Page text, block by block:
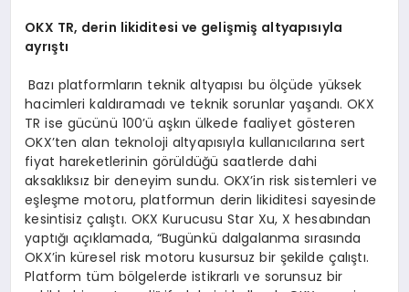
OKX TR, derin likiditesi ve gelişmiş altyapısıyla
ayrıştı
Bazı platformların teknik altyapısı bu ölçüde yüksek
hacimleri kaldıramadı ve teknik sorunlar yaşandı. OKX
TR ise gücünü 100’ü aşkın ülkede faaliyet gösteren
OKX’ten alan teknoloji altyapısıyla kullanıcılarına sert
fiyat hareketlerinin görüldüğü saatlerde dahi
aksaklıksız bir deneyim sundu. OKX’in risk sistemleri ve
eşleşme motoru, platformun derin likiditesi sayesinde
kesintisiz çalıştı. OKX Kurucusu Star Xu, X hesabından
yaptığı açıklamada, “Bugünkü dalgalanma sırasında
OKX’in küresel risk motoru kusursuz bir şekilde çalıştı.
Platform tüm bölgelerde istikrarlı ve sorunsuz bir